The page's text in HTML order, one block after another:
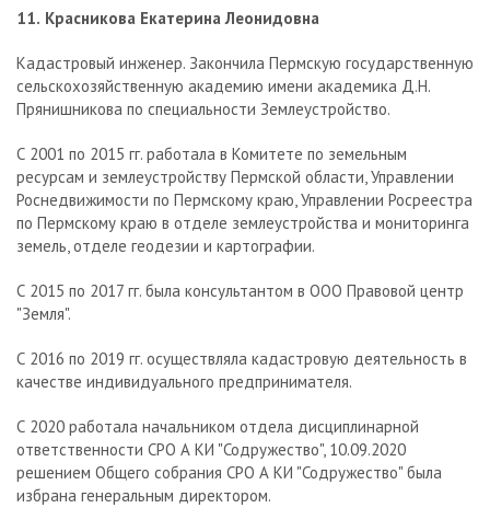
11. Красникова Екатерина Леонидовна
Кадастровый инженер. Закончила Пермскую государственную
сельскохозяйственную академию имени академика Д.Н.
Прянишникова по специальности Землеустройство.
С 2001 по 2015 гг. работала в Комитете по земельным
ресурсам и землеустройству Пермской области, Управлении
Роснедвижимости по Пермскому краю, Управлении Росреестра
по Пермскому краю в отделе землеустройства и мониторинга
земель, отделе геодезии и картографии.
С 2015 по 2017 гг. была консультантом в ООО Правовой центр
"Земля".
С 2016 по 2019 гг. осуществляла кадастровую деятельность в
качестве индивидуального предпринимателя.
С 2020 работала начальником отдела дисциплинарной
ответственности СРО А КИ "Содружество", 10.09.2020
решением Общего собрания СРО А КИ "Содружество" была
избрана генеральным директором.